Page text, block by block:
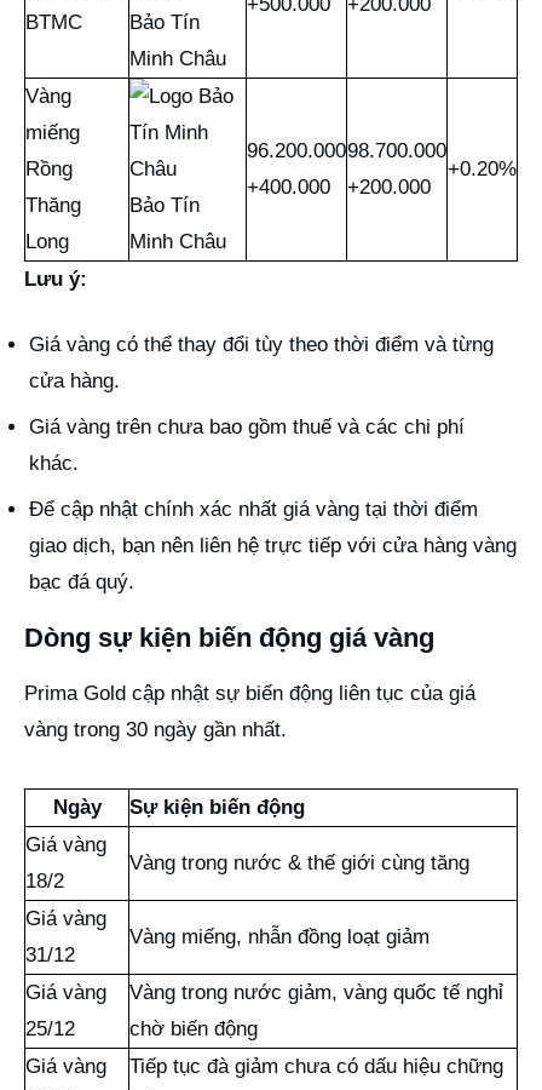
BTMC
Bảo Tín
Minh Châu
Vàng
miếng
Rồng
Thăng
Long
Bảo Tín
Minh Châu
96.200.000
+400.000
98.700.000
+200.000
+0.20%
Lưu ý:
Giá vàng có thể thay đổi tùy theo thời điểm và từng
cửa hàng.
Giá vàng trên chưa bao gồm thuế và các chi phí
khác.
Để cập nhật chính xác nhất giá vàng tại thời điểm
giao dịch, bạn nên liên hệ trực tiếp với cửa hàng vàng
bạc đá quý.
Dòng sự kiện biến động giá vàng
Prima Gold cập nhật sự biến động liên tục của giá
vàng trong 30 ngày gần nhất.
Ngày
Sự kiện biến động
Giá vàng
18/2
Vàng trong nước & thế giới cùng tăng
Giá vàng
31/12
Vàng miếng, nhẫn đồng loạt giảm
Giá vàng
25/12
Vàng trong nước giảm, vàng quốc tế nghỉ
chờ biến động
Giá vàng
Tiếp tục đà giảm chưa có dấu hiệu chững